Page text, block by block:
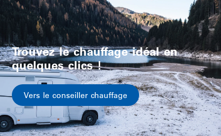
Trouvez le chauffage idéal en
quelques clics !
Vers le conseiller chauffage